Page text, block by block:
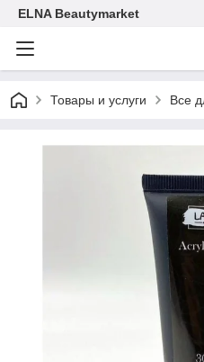
ELNA Beautymarket
Товары и услуги Все